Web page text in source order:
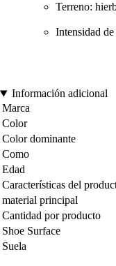
Terreno:
Intensidad
Información adicional
Marca
Color
Color dominante
Como
Edad
Características del
material principal
Cantidad por producto
Shoe Surface
Suela